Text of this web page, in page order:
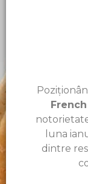
luna
dintre